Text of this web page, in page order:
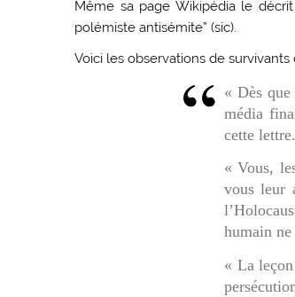
Même sa page Wikipédia le
polémiste antisémite” (sic).
Voici les observations de
« Dès que
média
cette
« Vous,
vous leur
humain
« La